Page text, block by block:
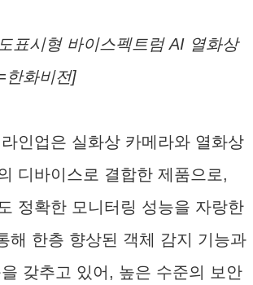
표시형 바이스펙트럼 AI 열화상
한화비전]
인업은 실화상 카메라와 열화상
디바이스로 결합한 제품으로,
정확한 모니터링 성능을 자랑한
해 한층 향상된 객체 감지 기능과
갖추고 있어, 높은 수준의 보안